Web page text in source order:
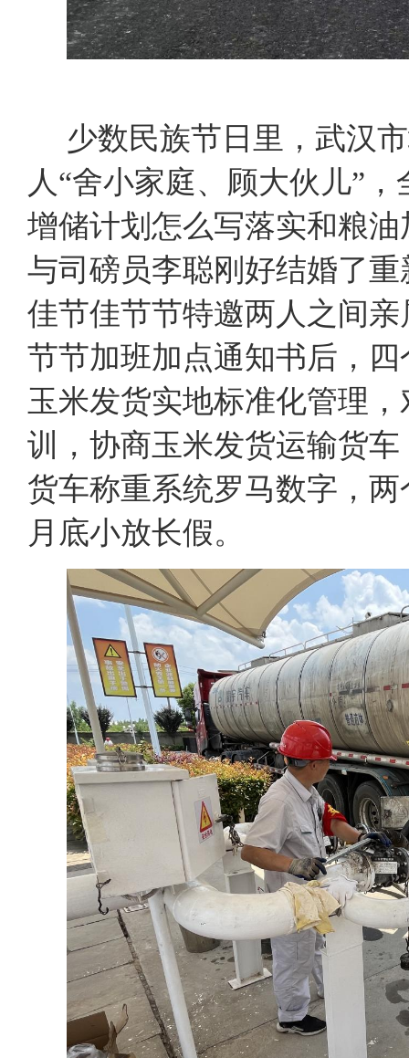
少数民族节日里，武汉
人“舍小家庭、顾大伙儿”
增储计划怎么写落实和粮
与司磅员李聪刚好结婚了
佳节佳节节特邀两人之间
节节加班加点通知书后，
玉米发货实地标准化管理
训，协商玉米发货运输货
货车称重系统罗马数字，
月底小放长假。